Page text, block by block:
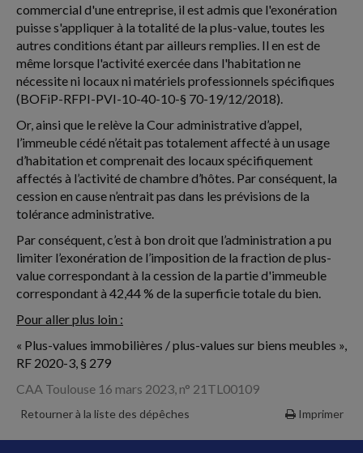
commercial d'une entreprise, il est admis que l'exonération
puisse s'appliquer à la totalité de la plus-value, toutes les
autres conditions étant par ailleurs remplies. Il en est de
même lorsque l'activité exercée dans l'habitation ne
nécessite ni locaux ni matériels professionnels spécifiques
(BOFiP-RFPI-PVI-10-40-10-§ 70-19/12/2018).
Or, ainsi que le relève la Cour administrative d’appel,
l’immeuble cédé n’était pas totalement affecté à un usage
d’habitation et comprenait des locaux spécifiquement
affectés à l’activité de chambre d’hôtes. Par conséquent, la
cession en cause n’entrait pas dans les prévisions de la
tolérance administrative.
Par conséquent, c’est à bon droit que l’administration a pu
limiter l’exonération de l’imposition de la fraction de plus-
value correspondant à la cession de la partie d'immeuble
correspondant à 42,44 % de la superficie totale du bien.
Pour aller plus loin :
« Plus-values immobilières / plus-values sur biens meubles »,
RF 2020-3, § 279
CAA Toulouse 16 mars 2023, n° 21TL00109
Retourner à la liste des dépêches Imprimer